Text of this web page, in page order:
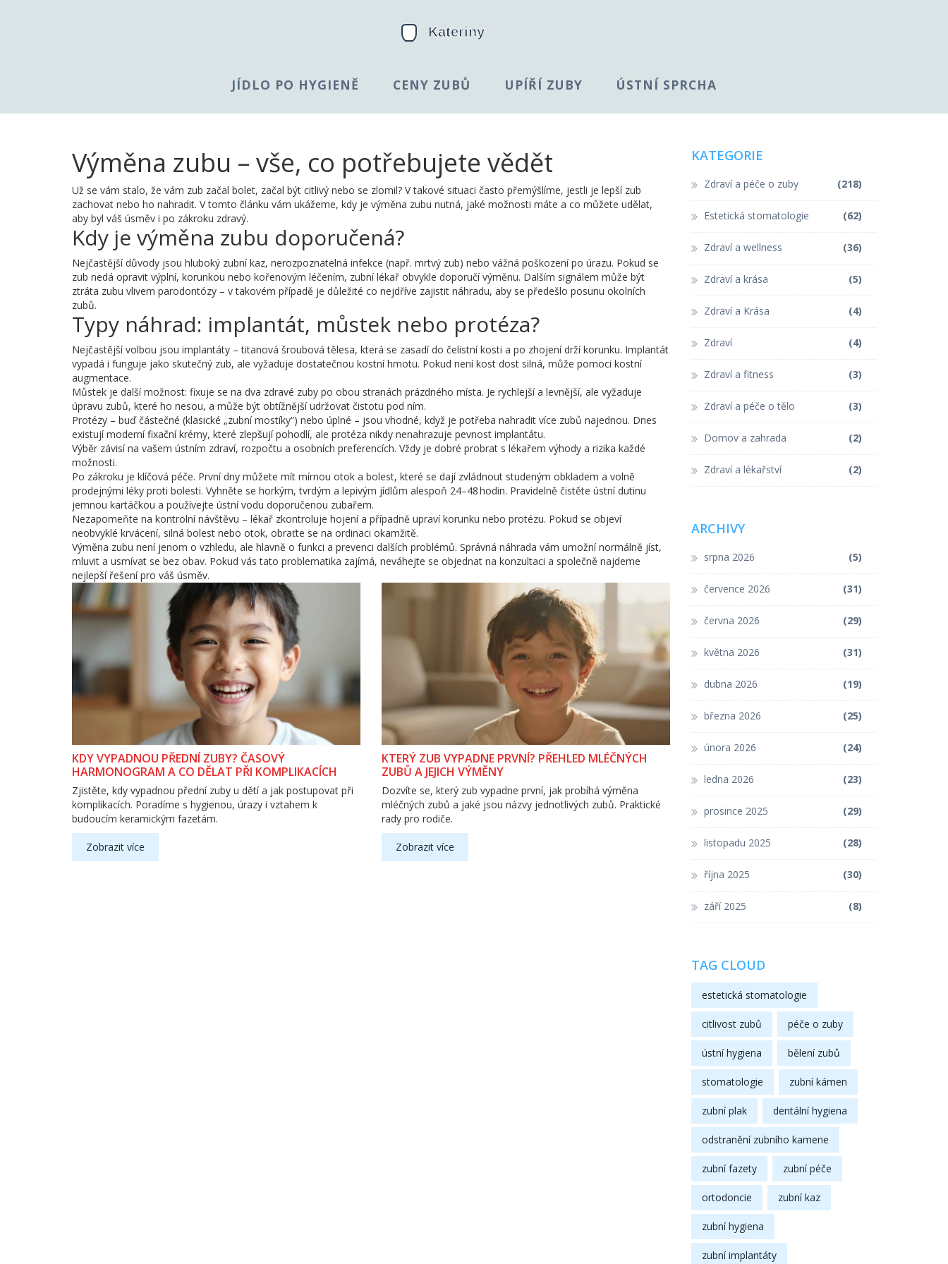
JÍDLO PO HYGIENĚ CENY ZUBŮ UPÍŘÍ ZUBY ÚSTNÍ SPRCHA
Výměna zubu – vše, co potřebujete vědět
Už se vám stalo, že vám zub začal bolet, začal být citlivý nebo se zlomil? V takové situaci často přemýšlíme, jestli je lepší zub
zachovat nebo ho nahradit. V tomto článku vám ukážeme, kdy je výměna zubu nutná, jaké možnosti máte a co můžete udělat,
aby byl váš úsměv i po zákroku zdravý.
Kdy je výměna zubu doporučená?
Nejčastější důvody jsou hluboký zubní kaz, nerozpoznatelná infekce (např. mrtvý zub) nebo vážná poškození po úrazu. Pokud se
zub nedá opravit výplní, korunkou nebo kořenovým léčením, zubní lékař obvykle doporučí výměnu. Dalším signálem může být
ztráta zubu vlivem parodontózy – v takovém případě je důležité co nejdříve zajistit náhradu, aby se předešlo posunu okolních
zubů.
Typy náhrad: implantát, můstek nebo protéza?
Nejčastější volbou jsou implantáty – titanová šroubová tělesa, která se zasadí do čelistní kosti a po zhojení drží korunku. Implantát
vypadá i funguje jako skutečný zub, ale vyžaduje dostatečnou kostní hmotu. Pokud není kost dost silná, může pomoci kostní
augmentace.
Můstek je další možnost: fixuje se na dva zdravé zuby po obou stranách prázdného místa. Je rychlejší a levnější, ale vyžaduje
úpravu zubů, které ho nesou, a může být obtížnější udržovat čistotu pod ním.
Protézy – buď částečné (klasické „zubní mostíky“) nebo úplné – jsou vhodné, když je potřeba nahradit více zubů najednou. Dnes
existují moderní fixační krémy, které zlepšují pohodlí, ale protéza nikdy nenahrazuje pevnost implantátu.
Výběr závisí na vašem ústním zdraví, rozpočtu a osobních preferencích. Vždy je dobré probrat s lékařem výhody a rizika každé
možnosti.
Po zákroku je klíčová péče. První dny můžete mít mírnou otok a bolest, které se dají zvládnout studeným obkladem a volně
prodejnými léky proti bolesti. Vyhněte se horkým, tvrdým a lepivým jídlům alespoň 24–48 hodin. Pravidelně čistěte ústní dutinu
jemnou kartáčkou a používejte ústní vodu doporučenou zubařem.
Nezapomeňte na kontrolní návštěvu – lékař zkontroluje hojení a případně upraví korunku nebo protézu. Pokud se objeví
neobvyklé krvácení, silná bolest nebo otok, obraťte se na ordinaci okamžitě.
Výměna zubu není jenom o vzhledu, ale hlavně o funkci a prevenci dalších problémů. Správná náhrada vám umožní normálně jíst,
mluvit a usmívat se bez obav. Pokud vás tato problematika zajímá, neváhejte se objednat na konzultaci a společně najdeme
nejlepší řešení pro váš úsměv.
KDY VYPADNOU PŘEDNÍ ZUBY? ČASOVÝ
HARMONOGRAM A CO DĚLAT PŘI KOMPLIKACÍCH
Zjistěte, kdy vypadnou přední zuby u dětí a jak postupovat při
komplikacích. Poradíme s hygienou, úrazy i vztahem k
budoucím keramickým fazetám.
Zobrazit více
KTERÝ ZUB VYPADNE PRVNÍ? PŘEHLED MLÉČNÝCH
ZUBŮ A JEJICH VÝMĚNY
Dozvíte se, který zub vypadne první, jak probíhá výměna
mléčných zubů a jaké jsou názvy jednotlivých zubů. Praktické
rady pro rodiče.
Zobrazit více
KATEGORIE
Zdraví a péče o zuby (218)
Estetická stomatologie (62)
Zdraví a wellness (36)
Zdraví a krása (5)
Zdraví a Krása (4)
Zdraví (4)
Zdraví a fitness (3)
Zdraví a péče o tělo (3)
Domov a zahrada (2)
Zdraví a lékařství (2)
ARCHIVY
srpna 2026 (5)
července 2026 (31)
června 2026 (29)
května 2026 (31)
dubna 2026 (19)
března 2026 (25)
února 2026 (24)
ledna 2026 (23)
prosince 2025 (29)
listopadu 2025 (28)
října 2025 (30)
září 2025 (8)
TAG CLOUD
estetická stomatologie
citlivost zubů péče o zuby
ústní hygiena bělení zubů
stomatologie zubní kámen
zubní plak dentální hygiena
odstranění zubního kamene
zubní fazety zubní péče
ortodoncie zubní kaz
zubní hygiena
zubní implantáty